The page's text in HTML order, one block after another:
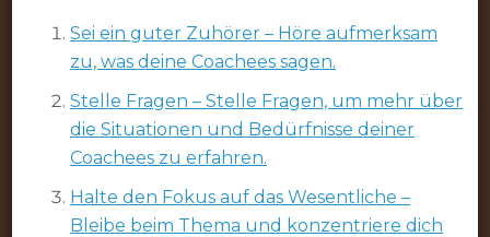
Sei ein guter Zuhörer – Höre aufmerksam
zu, was deine Coachees sagen.
Stelle Fragen – Stelle Fragen, um mehr über
die Situationen und Bedürfnisse deiner
Coachees zu erfahren.
Halte den Fokus auf das Wesentliche –
Bleibe beim Thema und konzentriere dich